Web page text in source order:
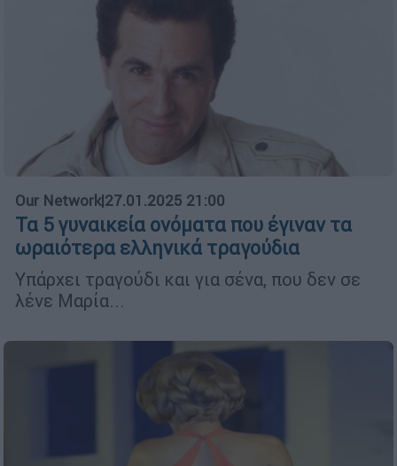
Our Network|27.01.2025 21:00
Τα 5 γυναικεία ονόματα που έγιναν τα
ωραιότερα ελληνικά τραγούδια
Υπάρχει τραγούδι και για σένα, που δεν σε
λένε Μαρία...